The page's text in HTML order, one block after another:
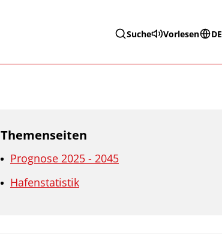
Suche Vorlesen
DE
Themenseiten
Prognose 2025 - 2045
Hafenstatistik